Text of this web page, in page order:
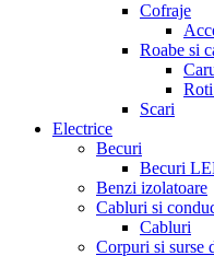
Cofraje
Roabe si
Scari
Electrice
Becuri
Becuri
Benzi izolatoare
Cabluri si
Cabluri
Corpuri si surse